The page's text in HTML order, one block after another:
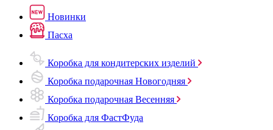
Новинки
Пасха
Коробка для кондитерских изделий
Коробка подарочная Новогодняя
Коробка подарочная Весенняя
Коробка для ФастФуда